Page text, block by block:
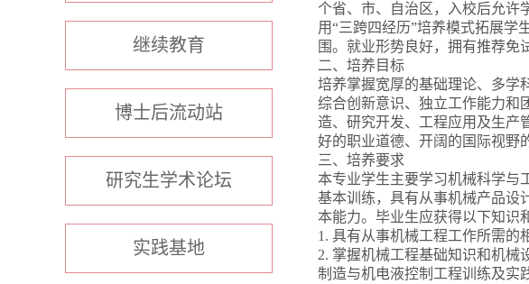
继续教育
博士后流动站
研究生学术论坛
实践基地
个省、市、自治区，入校后允许
用“三跨四经历”培养模式拓展学
围。就业形势良好，拥有推荐免
二、培养目标
培养掌握宽厚的基础理论、多学
综合创新意识、独立工作能力和
造、研究开发、工程应用及生产
好的职业道德、开阔的国际视野
三、培养要求
本专业学生主要学习机械科学与
基本训练，具有从事机械产品设
本能力。毕业生应获得以下知识
1. 具有从事机械工程工作所需的
2. 掌握机械工程基础知识和机械
制造与机电液控制工程训练及实